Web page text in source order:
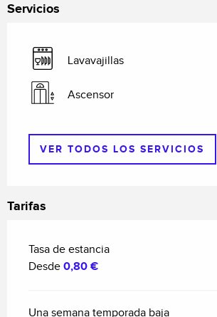
Servicios
Lavavajillas
Ascensor
VER TODOS LOS SERVICIOS
Tarifas
Tasa de estancia
Desde 0,80 €
Una semana temporada baja